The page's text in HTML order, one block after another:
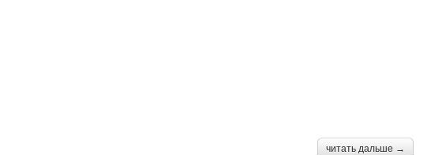
читать дальше →